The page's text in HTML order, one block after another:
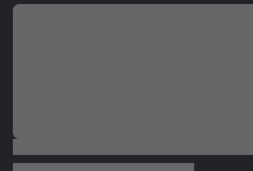
CIDADES
veículo por policiais...